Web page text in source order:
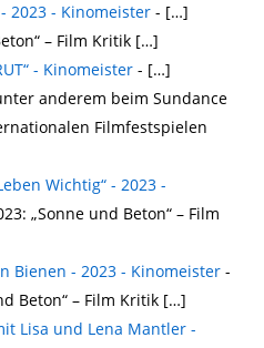
2023 - Kinomeister - […]
– Film Kritik […]
- Kinomeister - […]
anderem beim Sundance
Filmfestspielen
Wichtig“ - 2023 -
„Sonne und Beton“ – Film
Bienen - 2023 - Kinomeister -
Beton“ – Film Kritik […]
Lisa und Lena Mantler -